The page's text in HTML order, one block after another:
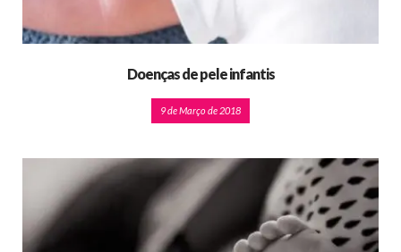
Doenças de pele infantis
9 de Março de 2018